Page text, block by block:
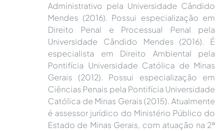
Administrativo pela Universidade Cândido
Mendes (2016). Possui especialização em
Direito Penal e Processual Penal pela
Universidade Cândido Mendes (2016). É
especialista em Direito Ambiental pela
Pontifícia Universidade Católica de Minas
Gerais (2012). Possui especialização em
Ciências Penais pela Pontifícia Universidade
Católica de Minas Gerais (2015). Atualmente
é assessor jurídico do Ministério Público do
Estado de Minas Gerais, com atuação na 2ª